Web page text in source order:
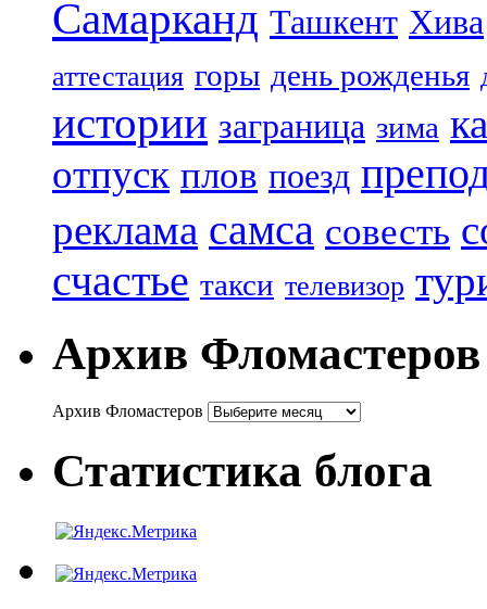
Самарканд Ташкент Хива
аттестация горы день рожденья
истории заграница зима
отпуск плов поезд
реклама самса совесть
счастье такси телевизор
Архив Фломастеров
Архив Фломастеров
Статистика блога